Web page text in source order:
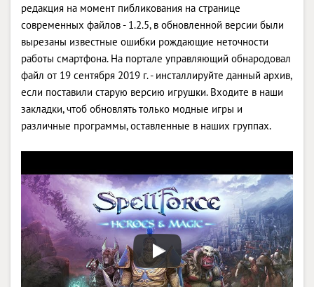
редакция на момент пибликования на странице
современных файлов - 1.2.5, в обновленной версии были
вырезаны известные ошибки рождающие неточности
работы смартфона. На портале управляющий обнародовал
файл от 19 сентября 2019 г. - инсталлируйте данный архив,
если поставили старую версию игрушки. Входите в наши
закладки, чтоб обновлять только модные игры и
различные программы, оставленные в наших группах.